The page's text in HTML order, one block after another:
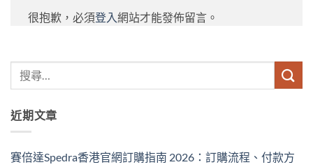
很抱歉，必須登入網站才能發佈留言。
近期文章
賽倍達Spedra香港官網訂購指南 2026：訂購流程、付款方